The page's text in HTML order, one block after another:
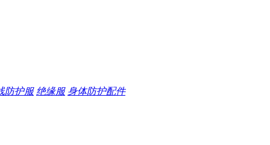
防护服 绝缘服 身体防护配件